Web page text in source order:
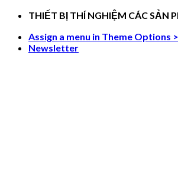
Skip
content
THIẾT BỊ THÍ NGHIỆM CÁC SẢN
Assign a menu in Theme Options
Newsletter